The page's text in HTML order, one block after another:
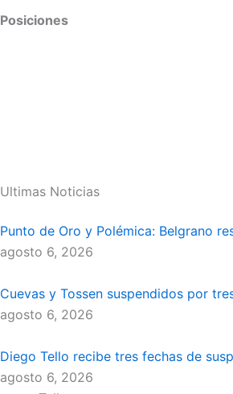
Posiciones
Ultimas Noticias
Punto de Oro y Polémica: Belgrano
agosto 6, 2026
Cuevas y Tossen suspendidos por
agosto 6, 2026
Diego Tello recibe tres fechas de
agosto 6, 2026